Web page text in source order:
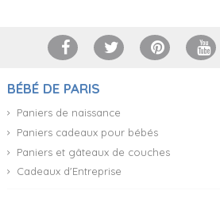
BÉBÉ DE PARIS
Paniers de naissance
Paniers cadeaux pour bébés
Paniers et gâteaux de couches
Cadeaux d'Entreprise